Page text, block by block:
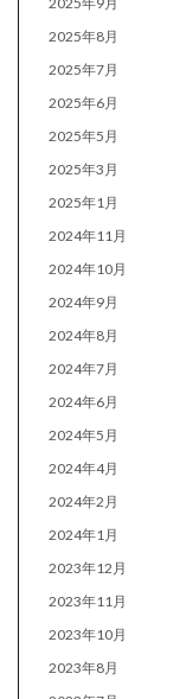
2025年8月
2025年7月
2025年6月
2025年5月
2025年3月
2025年1月
2024年11月
2024年10月
2024年9月
2024年8月
2024年7月
2024年6月
2024年5月
2024年4月
2024年2月
2024年1月
2023年12月
2023年11月
2023年10月
2023年8月